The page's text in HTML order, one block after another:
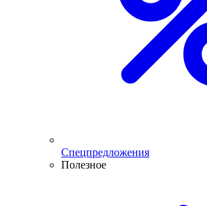
Спецпредложения
Полезное